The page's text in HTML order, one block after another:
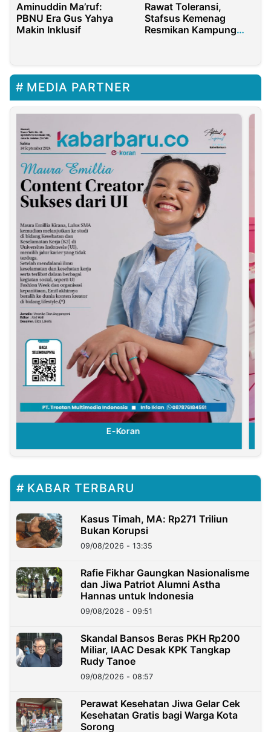
Aminuddin Ma’ruf:
PBNU Era Gus Yahya
Makin Inklusif
Rawat Toleransi,
Stafsus Kemenag
Resmikan Kampung
MEDIA PARTNER
E-Koran
KABAR TERBARU
Kasus Timah, MA: Rp271 Triliun
Bukan Korupsi
09/08/2026 - 13:35
Rafie Fikhar Gaungkan Nasionalisme
dan Jiwa Patriot Alumni Astha
Hannas untuk Indonesia
09/08/2026 - 09:51
Skandal Bansos Beras PKH Rp200
Miliar, IAAC Desak KPK Tangkap
Rudy Tanoe
09/08/2026 - 08:57
Perawat Kesehatan Jiwa Gelar Cek
Kesehatan Gratis bagi Warga Kota
Sorong